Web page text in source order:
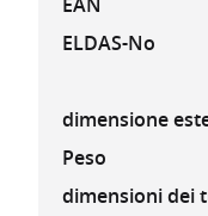
ELDAS-No
dimensione
Peso
dimensioni dei